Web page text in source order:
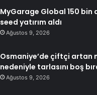
MyGarage Global 150 bin
seed yatırım aldı
Ağustos 9, 2026
Osmaniye’de çiftçi artan
nedeniyle tarlasını boş
Ağustos 9, 2026